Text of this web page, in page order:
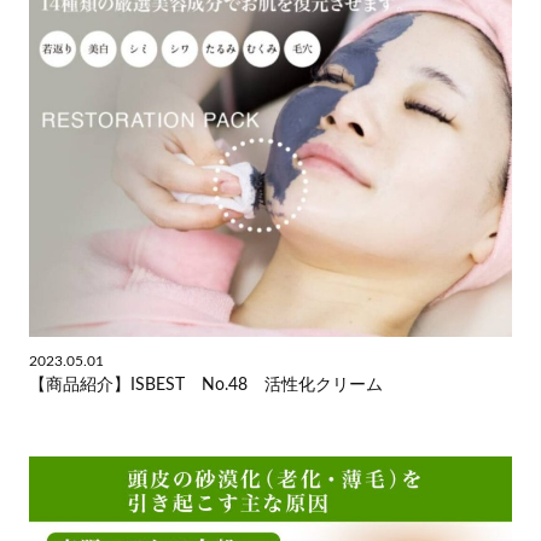
2023.05.01
【商品紹介】ISBEST No.48 活性化クリーム